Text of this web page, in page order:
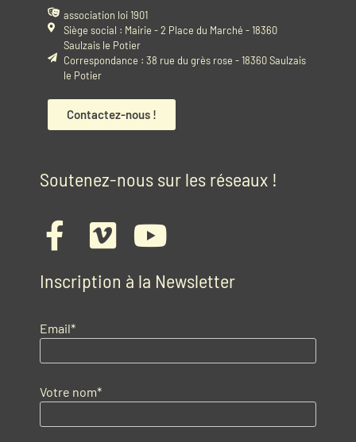
association loi 1901
Siège social : Mairie - 2 Place du Marché - 18360
Saulzais le Potier
Correspondance : 38 rue du grès rose - 18360 Saulzais
le Potier
Contactez-nous !
Soutenez-nous sur les réseaux !
Inscription à la Newsletter
Email*
Votre nom*